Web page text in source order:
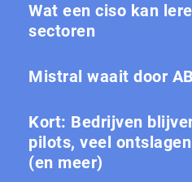
Wat een ciso kan
sectoren
Mistral waait door
Kort: Bedrijven
pilots, veel
(en meer)